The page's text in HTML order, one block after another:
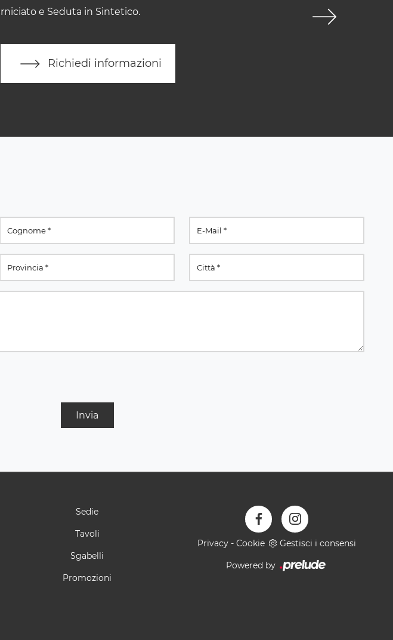
e Seduta in Sintetico.
Richiedi informazioni
Invia
Sedie
Tavoli
Sgabelli
Promozioni
Privacy - Cookie Gestisci i consensi
Powered by